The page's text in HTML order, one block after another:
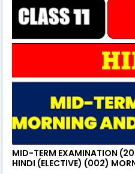
MID-TERM EXAMINATION
HINDI (ELECTIVE) (002)